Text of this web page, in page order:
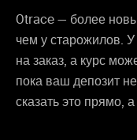
0trace — более
чем у старожилов.
на заказ, а курс
пока ваш депозит
сказать это прямо,